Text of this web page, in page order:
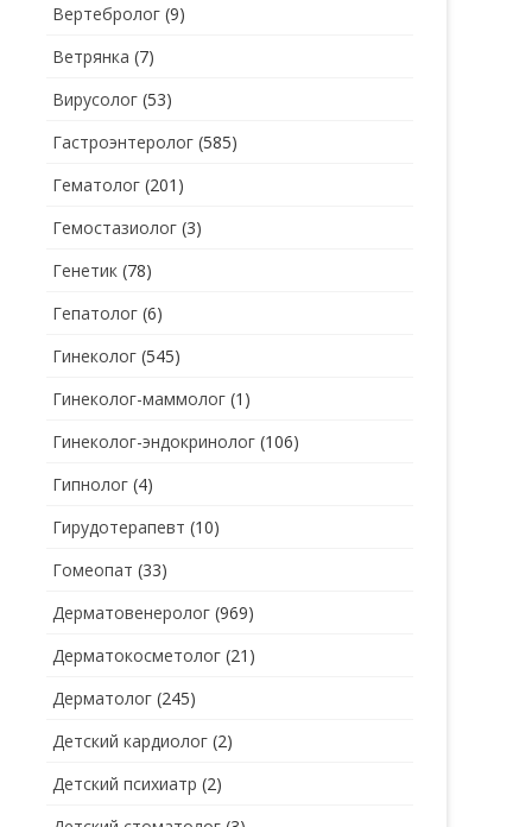
ЭНДОКРИНОЛОГ
Вертебролог (9)
Ветрянка (7)
Вирусолог (53)
Гастроэнтеролог (585)
Гематолог (201)
Гемостазиолог (3)
Генетик (78)
Гепатолог (6)
Гинеколог (545)
Гинеколог-маммолог (1)
Гинеколог-эндокринолог (106)
Гипнолог (4)
Гирудотерапевт (10)
Гомеопат (33)
Дерматовенеролог (969)
Дерматокосметолог (21)
Дерматолог (245)
Детский кардиолог (2)
Детский психиатр (2)